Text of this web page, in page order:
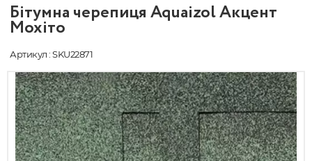
Бітумна черепиця Aquaizol Акцент
Мохіто
Артикул : SKU22871